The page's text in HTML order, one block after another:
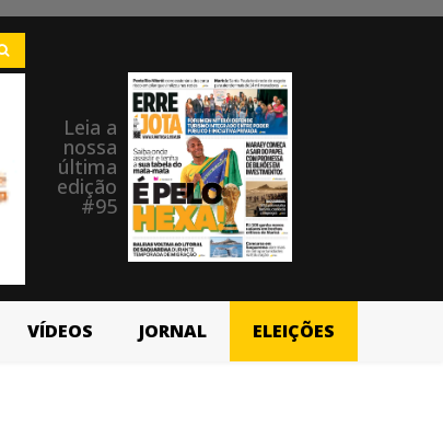
Leia a
nossa
última
edição
#95
VÍDEOS JORNAL ELEIÇÕES